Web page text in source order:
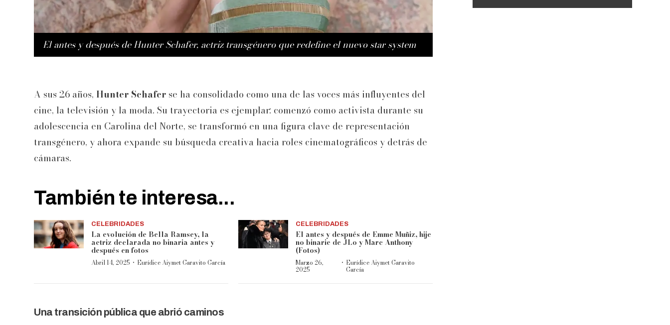
El antes y después de Hunter Schafer, actriz transgénero que redefine el nuevo star system
A sus 26 años, Hunter Schafer se ha consolidado como una de las voces más influyentes del
cine, la televisión y la moda. Su trayectoria es ejemplar: comenzó como activista durante su
adolescencia en Carolina del Norte, se transformó en una figura clave de representación
transgénero, y ahora expande su búsqueda creativa hacia roles cinematográficos y detrás de
cámaras.
También te interesa...
CELEBRIDADES
La evolución de Bella Ramsey, la
actriz declarada no binaria antes y
después en fotos
Abril 14, 2025 · Eurídice Aiymet Garavito García
CELEBRIDADES
El antes y después de Emme Muñiz, hije
no binarie de JLo y Marc Anthony
(Fotos)
Marzo 26,
2025 · Eurídice Aiymet Garavito
García
Una transición pública que abrió caminos